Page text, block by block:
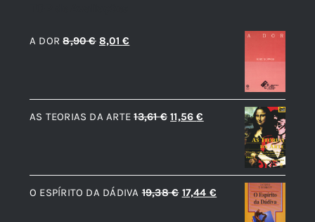
A DOR 8,90€ O
era:
8,90 €.
8,01€
é:
8,01 €.
AS TEORIAS DA ARTE 13,61€ O
era:
13,61 €.
11,56€
é:
11,56 €.
O ESPÍRITO DA DÁDIVA 19,38€ O
17,44 €